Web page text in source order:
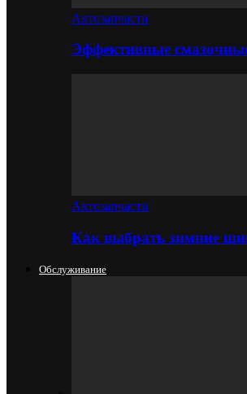
Автозапчасти
Эффективные
Автозапчасти
Как выбрать зимние
Обслуживание